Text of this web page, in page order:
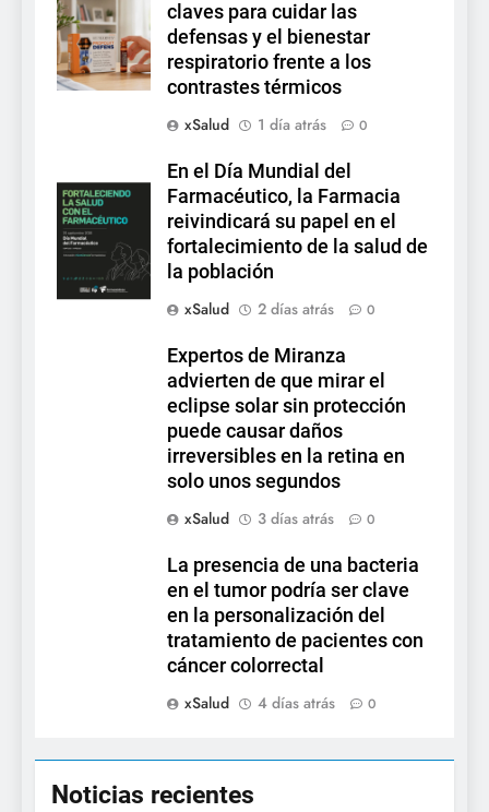
claves para cuidar las
defensas y el bienestar
respiratorio frente a los
contrastes térmicos
xSalud
1 día atrás 0
En el Día Mundial del
Farmacéutico, la Farmacia
reivindicará su papel en el
fortalecimiento de la salud de
la población
xSalud
2 días atrás 0
Expertos de Miranza
advierten de que mirar el
eclipse solar sin protección
puede causar daños
irreversibles en la retina en
solo unos segundos
xSalud
3 días atrás 0
La presencia de una bacteria
en el tumor podría ser clave
en la personalización del
tratamiento de pacientes con
cáncer colorrectal
xSalud
4 días atrás 0
Noticias recientes